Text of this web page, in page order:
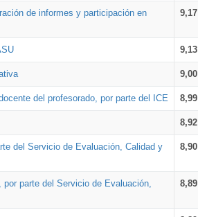
de informes y participación en
9,17
9,13
9,00
del profesorado, por parte del ICE 8,99
8,92
del Servicio de Evaluación, Calidad y
8,90
parte del Servicio de Evaluación,
8,89